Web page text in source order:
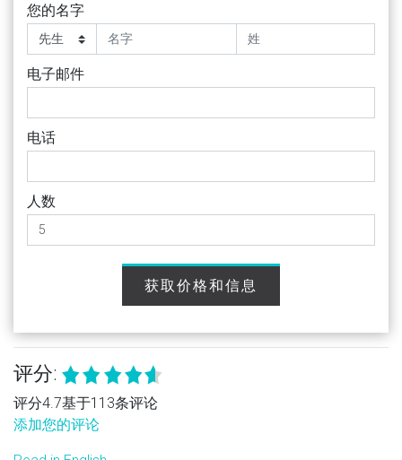
您的名字
电子邮件
电话
人数
获取价格和信息
评分:
评分4.7基于113条评论
添加您的评论